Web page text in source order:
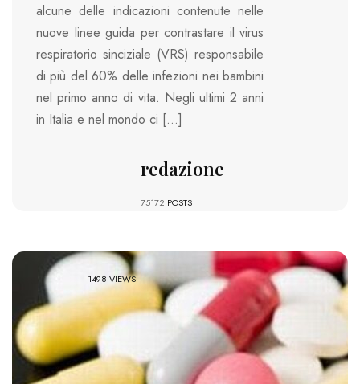
alcune delle indicazioni contenute nelle
nuove linee guida per contrastare il virus
respiratorio sinciziale (VRS) responsabile
di più del 60% delle infezioni nei bambini
nel primo anno di vita. Negli ultimi 2 anni
in Italia e nel mondo ci […]
redazione
75172 POSTS
1498 VIEWS